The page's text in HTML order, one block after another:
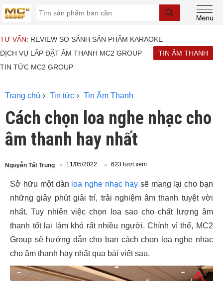
TƯ VẤN: REVIEW SO SÁNH SẢN PHẨM KARAOKE
DỊCH VỤ LẮP ĐẶT ÂM THANH MC2 GROUP
TIN ÂM THANH
TIN TỨC MC2 GROUP
Trang chủ Tin tức Tin Âm Thanh
Cách chọn loa nghe nhạc cho
âm thanh hay nhất
Nguyễn Tất Trung 11/05/2022 623 lượt xem
Sở hữu một dàn loa nghe nhạc haysẽ mang lại cho bạn
những giây phút giải trí, trải nghiệm âm thanh tuyệt vời
nhất. Tuy nhiên việc chọn loa sao cho chất lượng âm
thanh tốt lại làm khó rất nhiều người. Chính vì thế, MC2
Group sẽ hướng dẫn cho bạn cách chọn loa nghe nhạc
cho âm thanh hay nhất qua bài viết sau.